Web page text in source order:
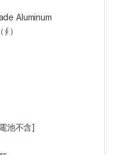
Aluminum
）
池不含]